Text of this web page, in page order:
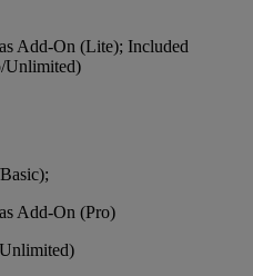
Add-On (Lite); Included
Unlimited)
Add-On (Pro)